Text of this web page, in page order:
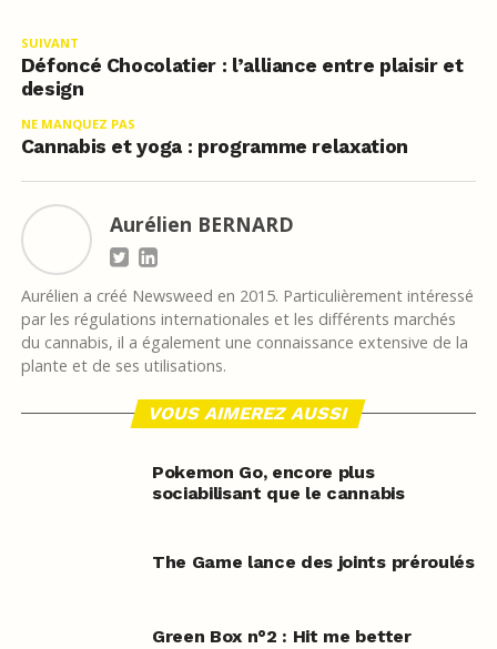
SUIVANT
Défoncé Chocolatier : l’alliance entre plaisir et
design
NE MANQUEZ PAS
Cannabis et yoga : programme relaxation
Aurélien BERNARD
Aurélien a créé Newsweed en 2015. Particulièrement intéressé
par les régulations internationales et les différents marchés
du cannabis, il a également une connaissance extensive de la
plante et de ses utilisations.
VOUS AIMEREZ AUSSI
Pokemon Go, encore plus
sociabilisant que le cannabis
The Game lance des joints préroulés
Green Box n°2 : Hit me better